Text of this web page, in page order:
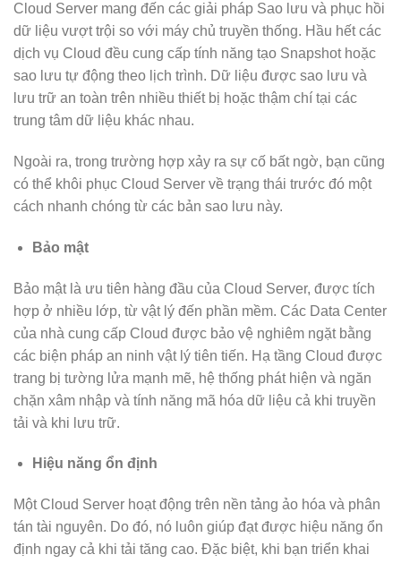
Cloud Server mang đến các giải pháp Sao lưu và phục hồi
dữ liệu vượt trội so với máy chủ truyền thống. Hầu hết các
dịch vụ Cloud đều cung cấp tính năng tạo Snapshot hoặc
sao lưu tự động theo lịch trình. Dữ liệu được sao lưu và
lưu trữ an toàn trên nhiều thiết bị hoặc thậm chí tại các
trung tâm dữ liệu khác nhau.
Ngoài ra, trong trường hợp xảy ra sự cố bất ngờ, bạn cũng
có thể khôi phục Cloud Server về trạng thái trước đó một
cách nhanh chóng từ các bản sao lưu này.
Bảo mật
Bảo mật là ưu tiên hàng đầu của Cloud Server, được tích
hợp ở nhiều lớp, từ vật lý đến phần mềm. Các Data Center
của nhà cung cấp Cloud được bảo vệ nghiêm ngặt bằng
các biện pháp an ninh vật lý tiên tiến. Hạ tầng Cloud được
trang bị tường lửa mạnh mẽ, hệ thống phát hiện và ngăn
chặn xâm nhập và tính năng mã hóa dữ liệu cả khi truyền
tải và khi lưu trữ.
Hiệu năng ổn định
Một Cloud Server hoạt động trên nền tảng ảo hóa và phân
tán tài nguyên. Do đó, nó luôn giúp đạt được hiệu năng ổn
định ngay cả khi tải tăng cao. Đặc biệt, khi bạn triển khai